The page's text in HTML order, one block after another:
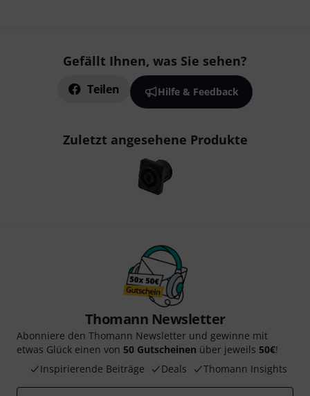
Gefällt Ihnen, was Sie sehen?
Teilen Hilfe & Feedback
Zuletzt angesehene Produkte
Thomann Newsletter
Abonniere den Thomann Newsletter und gewinne mit
etwas Glück einen von 50 Gutscheinen über jeweils 50€!
Inspirierende Beiträge
Deals Thomann Insights